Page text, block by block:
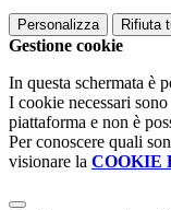
Personalizza Rifiuta
Gestione cookie
In questa schermata è
I cookie necessari
piattaforma e non è
Per conoscere quali
visionare la COOKIE